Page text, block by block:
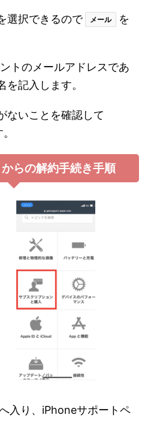
選択できるので メール
を
トのメールアドレスであ
を記入します。
ないことを確認して
らの解約手続き手順
入り、iPhoneサポートペ